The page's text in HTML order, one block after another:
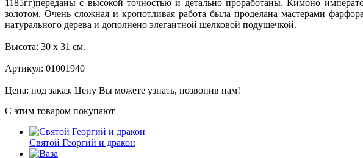
1185гг)переданы с высокой точностью и детально проработаны. Кимоно
золотом. Очень сложная и кропотливая работа была проделана мастерами
натурального дерева и дополнено элегантной шелковой подушечкой.
Высота: 30 x 31 см.
Артикул: 01001940
Цена: под заказ. Цену Вы можете узнать, позвонив нам!
С этим товаром покупают
Святой Георгий и дракон